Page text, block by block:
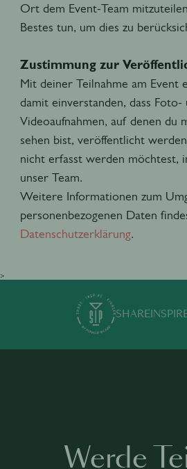
Ort dem Event-Team
Bestes tun, um dies zu
Zustimmung zur
Mit deiner Teilnahme am Event
damit einverstanden, dass Foto-
Videoaufnahmen, auf denen du
sehen bist, veröffentlicht
nicht erfasst werden möchtest,
unser Team.
Weitere Informationen zum
personenbezogenen Daten
Datenschutzerklärung.
>
SHARE
Werde